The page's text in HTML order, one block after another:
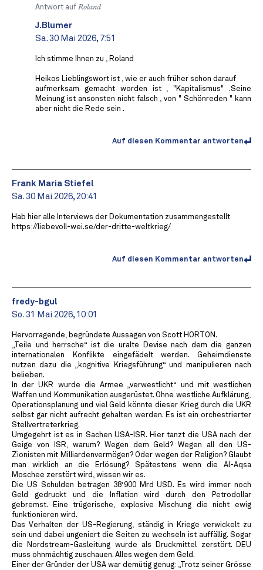
Antwort auf Roland
J.Blumer
Sa. 30 Mai 2026, 7:51
Ich stimme Ihnen zu , Roland
Heikos Lieblingswort ist , wie er auch früher schon darauf
aufmerksam gemacht worden ist , "Kapitalismus" .Seine
Meinung ist ansonsten nicht falsch , von " Schönreden " kann
aber nicht die Rede sein .
Auf diesen Kommentar antworten
Frank Maria Stiefel
Sa. 30 Mai 2026, 20:41
Hab hier alle Interviews der Dokumentation zusammengestellt
https://liebevoll-wei.se/der-dritte-weltkrieg/
Auf diesen Kommentar antworten
fredy-bgul
So. 31 Mai 2026, 10:01
Hervorragende, begründete Aussagen von Scott HORTON.
„Teile und herrsche“ ist die uralte Devise nach dem die ganzen
internationalen Konflikte eingefädelt werden. Geheimdienste
nutzen dazu die „kognitive Kriegsführung“ und manipulieren nach
belieben.
In der UKR wurde die Armee „verwestlicht“ und mit westlichen
Waffen und Kommunikation ausgerüstet. Ohne westliche Aufklärung,
Operationsplanung und viel Geld könnte dieser Krieg durch die UKR
selbst gar nicht aufrecht gehalten werden. Es ist ein orchestrierter
Stellvertreterkrieg.
Umgegehrt ist es in Sachen USA-ISR. Hier tanzt die USA nach der
Geige von ISR, warum? Wegen dem Geld? Wegen all den US-
Zionisten mit Milliardenvermögen? Oder wegen der Religion? Glaubt
man wirklich an die Erlösung? Spätestens wenn die Al-Aqsa
Moschee zerstört wird, wissen wir es.
Die US Schulden betragen 38‘900 Mrd USD. Es wird immer noch
Geld gedruckt und die Inflation wird durch den Petrodollar
gebremst. Eine trügerische, explosive Mischung die nicht ewig
funktionieren wird.
Das Verhalten der US-Regierung, ständig in Kriege verwickelt zu
sein und dabei ungeniert die Seiten zu wechseln ist auffällig. Sogar
die Nordstream-Gasleitung wurde als Druckmittel zerstört. DEU
muss ohnmächtig zuschauen. Alles wegen dem Geld.
Einer der Gründer der USA war demütig genug: „Trotz seiner Grösse